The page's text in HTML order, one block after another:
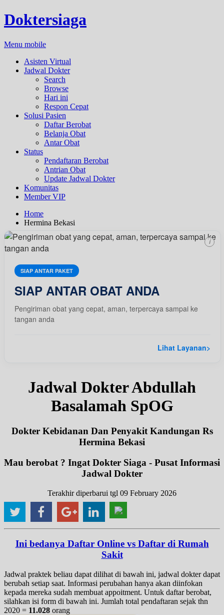
Doktersiaga
Menu mobile
Asisten Virtual
Jadwal Dokter
Search
Browse
Hari ini
Respon Cepat
Solusi Pasien
Daftar Berobat
Belanja Obat
Antar Obat
Status
Pendaftaran Berobat
Antrian Obat
Update Jadwal Dokter
Komunitas
Member VIP
Home
Hermina Bekasi
SIAP ANTAR PAKET
SIAP ANTAR OBAT ANDA
Pengiriman obat yang cepat, aman, terpercaya sampai ke
tangan anda
Lihat Layanan>
i
Jadwal Dokter Abdullah
Basalamah SpOG
Dokter Kebidanan Dan Penyakit Kandungan Rs
Hermina Bekasi
Mau berobat ? Ingat Dokter Siaga - Pusat Informasi
Jadwal Dokter
Terakhir diperbarui tgl 09 February 2026
Ini bedanya Daftar Online vs Daftar di Rumah
Sakit
Jadwal praktek beliau dapat dilihat di bawah ini, jadwal dokter dapat
berubah setiap saat. Informasi perubahan hanya akan diinfokan
kepada mereka sudah membuat appoitment. Untuk daftar berobat,
silahkan isi form di bawah ini. Jumlah total pendaftaran sejak thn
2020 = 11.028 orang